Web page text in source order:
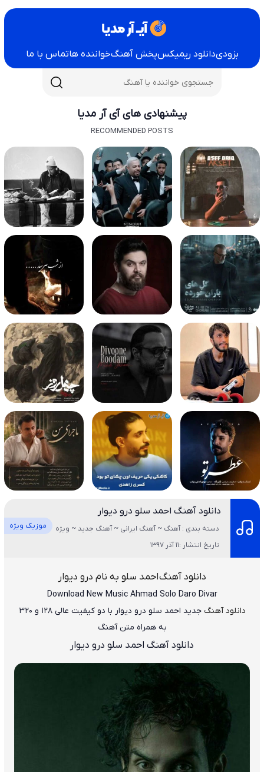
بزودیدانلود ریمیکسپخش آهنگخواننده هاتماس با ما
پیشنهادی های آی آر مدیا
RECOMMENDED POSTS
دانلود آهنگ احمد سلو درو دیوار
موزیک ویژه
دسته بندی : آهنگ ~ آهنگ ایرانی ~ آهنگ جدید ~ ویژه
تاریخ انتشار :11 آذر 1397
دانلود آهنگاحمد سلو به نام درو دیوار
Download New MusicAhmad Solo Daro Divar
دانلود آهنگ جدید احمد سلو درو دیوار
با دو کیفیت عالی ۱۲۸ و ۳۲۰
به همراه متن آهنگ
دانلود آهنگ احمد سلو درو دیوار